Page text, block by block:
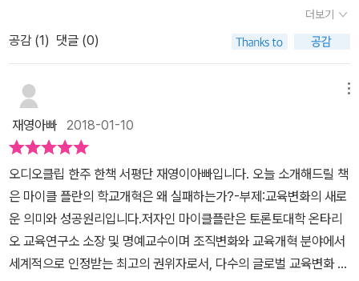
육장, 장학사, 학교장, 교사, 학부모, 심지어 학생에 이르기까지 각자
가 어떤 역할을 해야 하는지에 대해서도 풍부한 혁신사례를 들어 이
에도 불구하고 그동안 한국의 교육개혁이 내실 있는 변화를 이루지
못한 그 원인과 해법을 확실하게 파악할 수 있을 것이다. 만약, 저자에
게 한국의 학교교육이 직면한 문제의 해결을 위해 컨설팅을 부탁한다
면 어떤 답을 내놓을까? 각자의 위치와 역할에 따라 그 답이 다르겠
지만, 세계 최고의 학교개혁 전문가가 명쾌하게 제시하는 답을 찾아
보는 것만으로도 충분히 의미 있고 흥미로운 일이 될 것이다.
리더들은 문제를 거론하는 데에서 의미를 찾고, 사람들을 참여시켜
단과 비판만으로 학교는 바뀌지 않는다. 변화의 현상학을 세심하게
는 작업”(31쪽)이라는 사실을 명심해야 한다. 뻔한 이야기, 뻔뻔한
이야기를 바꾸는 힘-실행 교육에 관한 이야기는 대체로 ‘뻔한’ 이야
기에 가깝다. 누구나 잠시라도 학교교육을 경험하지 않은 사람이 없
기 때문에 그렇다. 학생이었거나 학부모인 경험을 하는 것이다. 그런
의미에서 학교교육을 둘러싼 이야기는 뻔히 아는 이야기가 된다. 아
울러 교육은 당위와 규범, 성장과 미래를 이야기하기 때문에 뻔한 이
야기가 된다. ‘사랑으로 교육하자’거나 ‘평등하게 교육하자’거나 하는
넓게 언급하며 다양한 교과영역의 변화, 특수교육, 학교 재구조화, 교
사교육, 디지털 혁신 등에 관한 연구를 폭넓게 인용하고 현장의 변화
와 지방, 주, 국가 차원에서 지원한 사례를 골고루 담고 있다. 교육변
화를 이해시키고, 단위학교 수준에서의 교육변화를 교사/교장/학생/
학부모와 지역사회/학구 행정가의 각각의 현주소와 변화를 이야기하
고, 이후 광역 및 전국수준에서의 교육변화에서의 정부 역할, 시스템
개선, 향후 전망, 앞으로 교직과 리더들에게 필요한 부분들까지 심층
적으로 다루며 우리에게 교육변화의 미래를 이야기한다. 우리가 일상
생활의 수많은 변화를 경험하며 변화에 너무 익숙해져 변화의 진정한
의미를 돌아보지 못했던 부분을 지적하며 변화의 핵심은 각 개별 주
체들이 어떻게 이해하고 대처하느냐에 있기에 변화란 무엇인지 또 변
화를 일으키기 위해서는 어떤 요인과 절차가 필요한지 돌아보게 한
무리된다.교육계 뿐만이 아니라 모든 일반 기업체에서도 변하지 않으
면 죽는다는 이야기를 많이 하면서 변화와 개혁을 부르짖고 있다. 그
말하고 있듯이 집단 전체가 변화의 의미를 공유하고, 신념을 공유하
고자주성과 연대감을 추구한다면 지금보다 좀더 나은 성공적인 변화
의 과정을 배울 수 있을것이다. 또한 이책에서 놀라운 것은 린생산방
식을 차용한 린스타트업을 교육변화 모델로 소개하는 것이었다. 신속
한 프로토타입을 생산한 이후 고객의 Feed-Back을 통하여 보완하
는 방식을 교육변화에 차용하는 해법은 상당히 신선하다는 생각이 들
기에 충분하였다.직장에서 조직의 변화를 갈망하는 사람이면 이책을
통하여 커다란 공감과 깊은 깨달음을 얻을 수 있을것으로 생각된다.
도서이기도 하다. 당연히 교사가 개혁의 중심에 있다. 그러나 교사 개
인의 헌신만으로는 학교 개혁이 실패할 거라는 이야기도 하고 있다. 1
부의 내용 중 나에게 중요한 시사점을 뽑는다면 누구에게 표를 줄지
고민할 때 도움이 되는 내용이라는 점이다. 왜냐하면 교육 정책 역시
억과 문화를 지속하게 만드는 일이며, 당대의 가장 정치적 의도가 가
장 짙게 녹아있는 것이라는 주장이 있다. 그러니 투표가 얼마나 중요
한가. 1800년대 후반 ‘신정심상소학’이라는 최초의 근대적인 교과서
를 만든 이래로 지금까지 거의 모든 교과서와 교육 과정은 그리고 학
교의 정책들은 정치가들의 영향 아래 있었다. 당연히 어떤 정책에 투
표를 할 것인지 중요해진다. 개혁 위주의 교육 정책이 얼마나 위험한
지 구체적인 사례를 들어 설명한 부분에는 공감이 되는 부분이 많았
더보기
공감 (1) 댓글 (0)
재영아빠 2018-01-10
오디오클립 한주 한책 서평단 재영이아빠입니다. 오늘 소개해드릴 책
은 마이클 플란의 학교개혁은 왜 실패하는가?-부제:교육변화의 새로
운 의미와 성공원리입니다.저자인 마이클플란은 토론토대학 온타리
오 교육연구소 소장 및 명예교수이며 조직변화와 교육개혁 분야에서
세계적으로 인정받는 최고의 권위자로서, 다수의 글로벌 교육변화 프